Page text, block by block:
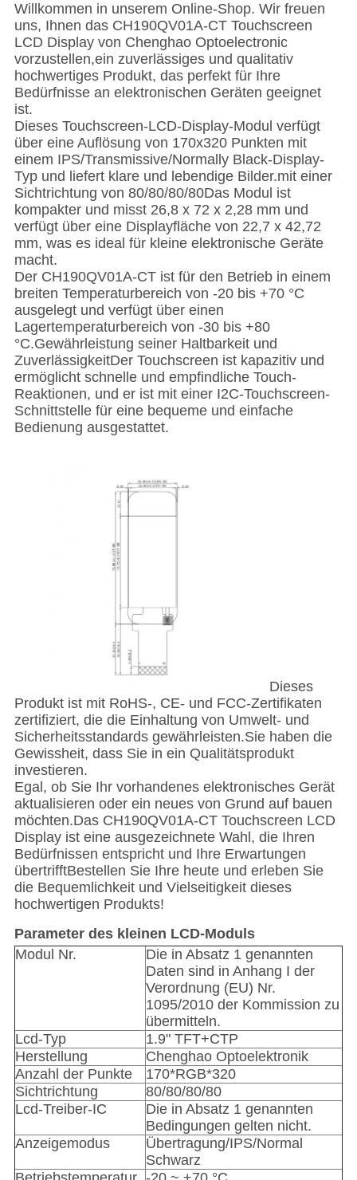
Willkommen in unserem Online-Shop. Wir freuen
uns, Ihnen das CH190QV01A-CT Touchscreen
LCD Display von Chenghao Optoelectronic
vorzustellen,ein zuverlässiges und qualitativ
hochwertiges Produkt, das perfekt für Ihre
Bedürfnisse an elektronischen Geräten geeignet
ist.
Dieses Touchscreen-LCD-Display-Modul verfügt
über eine Auflösung von 170x320 Punkten mit
einem IPS/Transmissive/Normally Black-Display-
Typ und liefert klare und lebendige Bilder.mit einer
Sichtrichtung von 80/80/80/80Das Modul ist
kompakter und misst 26,8 x 72 x 2,28 mm und
verfügt über eine Displayfläche von 22,7 x 42,72
mm, was es ideal für kleine elektronische Geräte
macht.
Der CH190QV01A-CT ist für den Betrieb in einem
breiten Temperaturbereich von -20 bis +70 °C
ausgelegt und verfügt über einen
Lagertemperaturbereich von -30 bis +80
°C.Gewährleistung seiner Haltbarkeit und
ZuverlässigkeitDer Touchscreen ist kapazitiv und
ermöglicht schnelle und empfindliche Touch-
Reaktionen, und er ist mit einer I2C-Touchscreen-
Schnittstelle für eine bequeme und einfache
Bedienung ausgestattet.
Dieses
Produkt ist mit RoHS-, CE- und FCC-Zertifikaten
zertifiziert, die die Einhaltung von Umwelt- und
Sicherheitsstandards gewährleisten.Sie haben die
Gewissheit, dass Sie in ein Qualitätsprodukt
investieren.
Egal, ob Sie Ihr vorhandenes elektronisches Gerät
aktualisieren oder ein neues von Grund auf bauen
möchten.Das CH190QV01A-CT Touchscreen LCD
Display ist eine ausgezeichnete Wahl, die Ihren
Bedürfnissen entspricht und Ihre Erwartungen
übertrifftBestellen Sie Ihre heute und erleben Sie
die Bequemlichkeit und Vielseitigkeit dieses
hochwertigen Produkts!
Parameter des kleinen LCD-Moduls
Modul Nr.
Die in Absatz 1 genannten
Daten sind in Anhang I der
Verordnung (EU) Nr.
1095/2010 der Kommission zu
übermitteln.
Lcd-Typ
1.9" TFT+CTP
Herstellung
Chenghao Optoelektronik
Anzahl der Punkte
170*RGB*320
Sichtrichtung
80/80/80/80
Lcd-Treiber-IC
Die in Absatz 1 genannten
Bedingungen gelten nicht.
Anzeigemodus
Übertragung/IPS/Normal
Schwarz